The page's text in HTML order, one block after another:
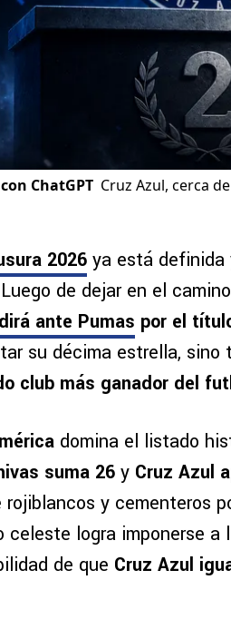
ChatGPT Cruz Azul, cerca
2026 ya está definida
de dejar en el
ante Pumas por el
su décima estrella, sino
club más ganador del
domina el listado
suma 26 y Cruz Azul
y cementeros
celeste logra imponerse
de que Cruz Azul